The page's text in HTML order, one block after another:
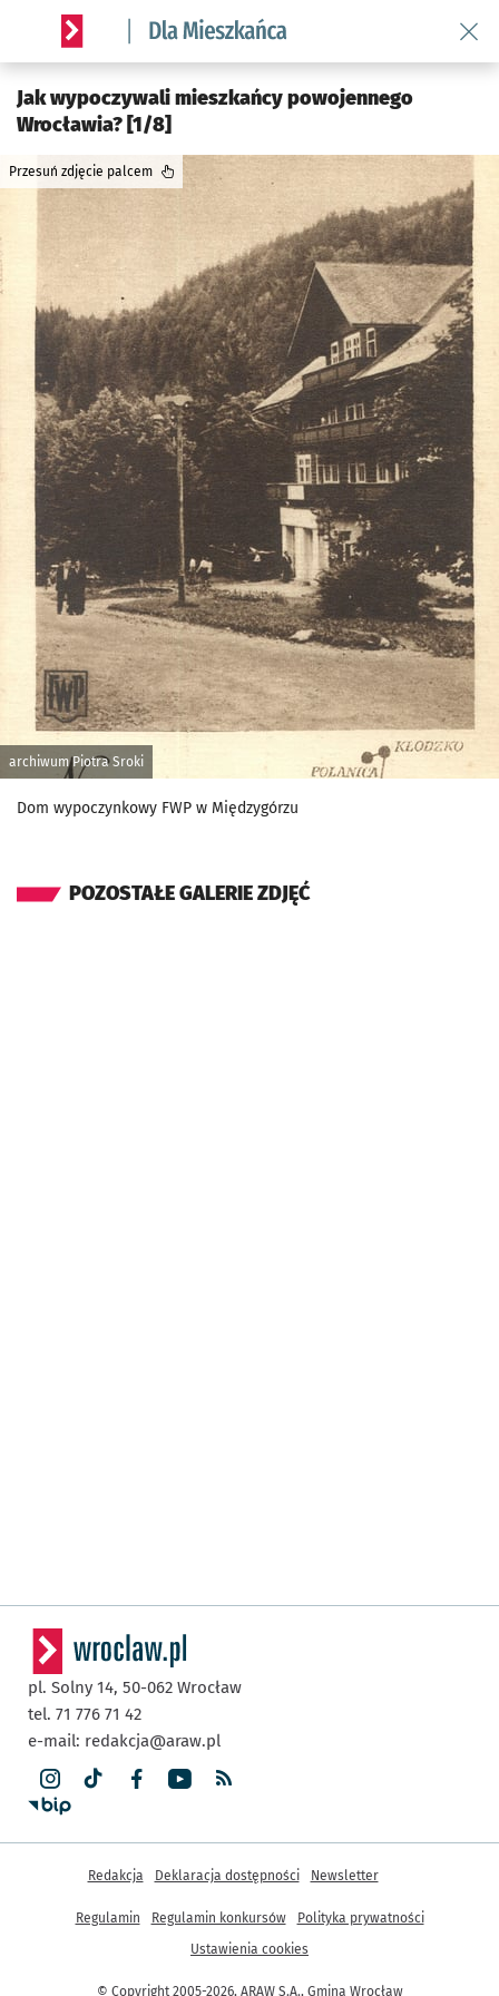
Serwis informacyjny wroclaw.pl podserwis: Dla mieszkańca
Jak wypoczywali mieszkańcy powojennego
Wrocławia? [1/8]
archiwum Piotra Sroki
Przesuń zdjęcie palcem
Dom wypoczynkowy FWP w Międzygórzu
POZOSTAŁE GALERIE ZDJĘĆ
pl. Solny 14, 50-062 Wrocław
tel. 71 776 71 42
e-mail: redakcja@araw.pl
© Copyright 2005-2026, ARAW S.A., Gmina Wrocław
Inne informacje
Redakcja Deklaracja dostępności Newsletter
Regulamin Regulamin konkursów
Polityka prywatności
Ustawienia cookies